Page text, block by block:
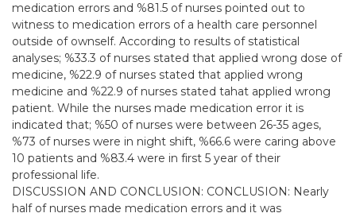
medication errors and %81.5 of nurses pointed out to
witness to medication errors of a health care personnel
outside of ownself. According to results of statistical
analyses; %33.3 of nurses stated that applied wrong dose of
medicine, %22.9 of nurses stated that applied wrong
medicine and %22.9 of nurses stated tahat applied wrong
patient. While the nurses made medication error it is
indicated that; %50 of nurses were between 26-35 ages,
%73 of nurses were in night shift, %66.6 were caring above
10 patients and %83.4 were in first 5 year of their
professional life.
DISCUSSION AND CONCLUSION: CONCLUSION: Nearly
half of nurses made medication errors and it was